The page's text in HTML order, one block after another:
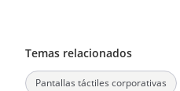
Temas relacionados
Pantallas táctiles corporativas